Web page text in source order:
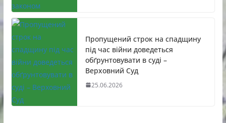
Пропущений строк на спадщину
під час війни доведеться
обґрунтовувати в суді –
Верховний Суд
25.06.2026